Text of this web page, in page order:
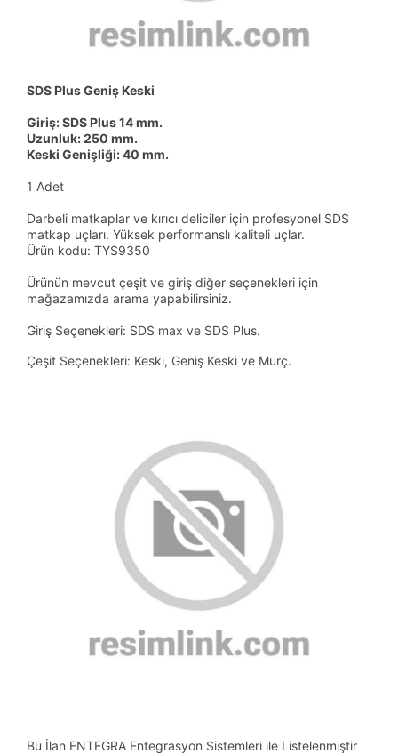
SDS Plus Geniş Keski
Giriş: SDS Plus 14 mm.
Uzunluk: 250 mm.
Keski Genişliği: 40 mm.
1 Adet
Darbeli matkaplar ve kırıcı deliciler için profesyonel SDS
matkap uçları. Yüksek performanslı kaliteli uçlar.
Ürün kodu: TYS9350
Ürünün mevcut çeşit ve giriş diğer seçenekleri için
mağazamızda arama yapabilirsiniz.
Giriş Seçenekleri: SDS max ve SDS Plus.
Çeşit Seçenekleri: Keski, Geniş Keski ve Murç.
Bu İlan ENTEGRA Entegrasyon Sistemleri ile Listelenmiştir